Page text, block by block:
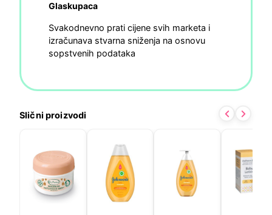
Glaskupaca
Svakodnevno prati cijene svih marketa i
izračunava stvarna sniženja na osnovu
sopstvenih podataka
Slični proizvodi